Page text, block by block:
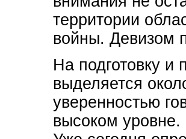
территории
войны. Девизом
На подготовку и
выделяется
уверенностью
высоком уровне.